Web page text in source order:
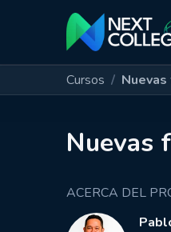
Cursos
Nuevas
ACERCA DEL